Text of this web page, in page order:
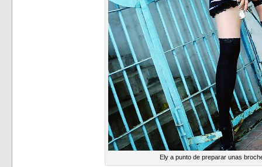
Ely a punto de preparar unas